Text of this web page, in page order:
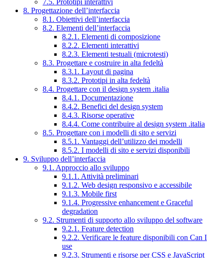
8. Progettazione dell’interfaccia
8.1. Obiettivi dell’interfaccia
8.2. Elementi dell’interfaccia
8.2.1. Elementi di composizione
8.2.2. Elementi interattivi
8.2.3. Elementi testuali (microtesti)
8.3. Progettare e costruire in alta fedeltà
8.3.1. Layout di pagina
8.3.2. Prototipi in alta fedeltà
8.4. Progettare con il design system .italia
8.4.1. Documentazione
8.4.2. Benefici del design system
8.4.3. Risorse operative
8.4.4. Come contribuire al design system .italia
8.5. Progettare con i modelli di sito e servizi
8.5.1. Vantaggi dell’utilizzo dei modelli
8.5.2. I modelli di sito e servizi disponibili
9. Sviluppo dell’interfaccia
9.1. Approccio allo sviluppo
9.1.1. Attività preliminari
9.1.2. Web design responsivo e accessibile
9.1.3. Mobile first
9.1.4. Progressive enhancement e Graceful
degradation
9.2. Strumenti di supporto allo sviluppo del software
9.2.1. Feature detection
9.2.2. Verificare le feature disponibili con Can I
use
9.2.3. Strumenti e risorse per CSS e JavaScript